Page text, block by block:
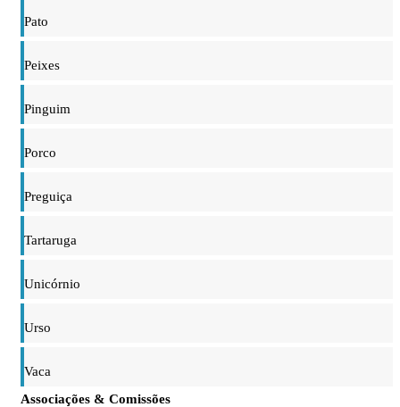
Pato
Peixes
Pinguim
Porco
Preguiça
Tartaruga
Unicórnio
Urso
Vaca
Associações & Comissões